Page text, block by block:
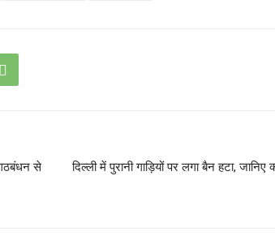
गठबंधन से
दिल्ली में पुरानी गाड़ियों पर लगा बैन हटा, जानिए